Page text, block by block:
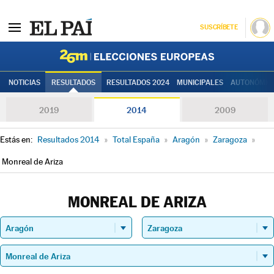
SUSCRÍBETE
NOTICIAS RESULTADOS RESULTADOS 2024 MUNICIPALES
2019 2014 2009
Estás en: Resultados 2014 » Total España » Aragón » Zaragoza »
Monreal de Ariza
MONREAL DE ARIZA